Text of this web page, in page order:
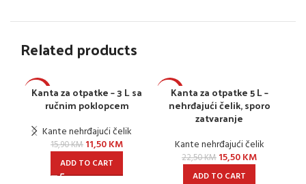
Related products
-28%
Kanta za otpatke – 3 L sa
ručnim poklopcem
Kante nehrđajući čelik
15,90KM 11,50KM
ADD TO CART
-31%Kanta za otpatke 5 L –
nehrđajući čelik, sporo
zatvaranje
Kante nehrđajući čelik
22,50KM 15,50KM
ADD TO CART